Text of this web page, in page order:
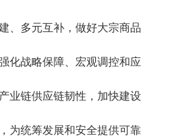
、多元互补，做好大宗商品
化战略保障、宏观调控和应
业链供应链韧性，加快建设
为统筹发展和安全提供可靠